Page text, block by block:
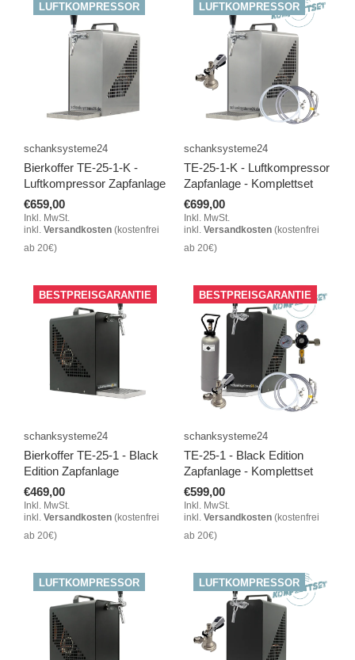
LUFTKOMPRESSOR
schanksysteme24
Bierkoffer TE-25-1-K -
Luftkompressor Zapfanlage
€659,00
Inkl. MwSt.
inkl. Versandkosten (kostenfrei
ab 20€)
LUFTKOMPRESSOR
schanksysteme24
TE-25-1-K - Luftkompressor
Zapfanlage - Komplettset
€699,00
Inkl. MwSt.
inkl. Versandkosten(kostenfrei
ab 20€)
BESTPREISGARANTIE
schanksysteme24
Bierkoffer TE-25-1 - Black
Edition Zapfanlage
€469,00
Inkl. MwSt.
inkl. Versandkosten (kostenfrei
ab 20€)
BESTPREISGARANTIE
schanksysteme24
TE-25-1 - Black Edition
Zapfanlage - Komplettset
€599,00
Inkl. MwSt.
inkl. Versandkosten(kostenfrei
ab 20€)
LUFTKOMPRESSOR LUFTKOMPRESSOR